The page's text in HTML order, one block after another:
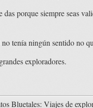
porque siempre seas
tenía ningún sentido no
exploradores.
Bluetales: Viajes de